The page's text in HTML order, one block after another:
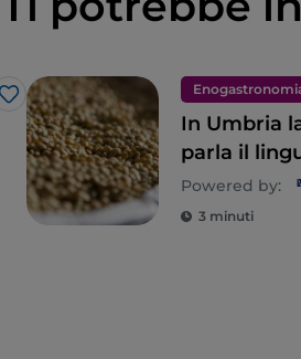
Like
In Umbria
parla il
della natura
Powered by:
3 minuti